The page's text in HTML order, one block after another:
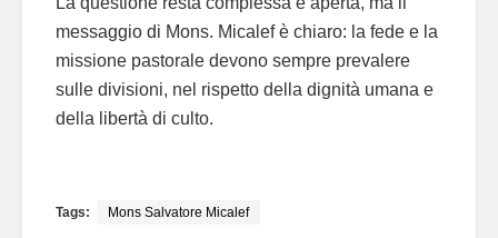
messaggio di Mons. Micalef è chiaro: la fede e la
missione pastorale devono sempre prevalere
sulle divisioni, nel rispetto della dignità umana e
della libertà di culto.
Tags: Mons Salvatore Micalef